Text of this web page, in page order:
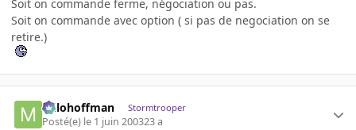
Soit on commande ferme, négociation ou pas.
Soit on commande avec option ( si pas de negociation on se
retire.)
milohoffman Stormtrooper
Posté(e) le 1 juin 200323 a